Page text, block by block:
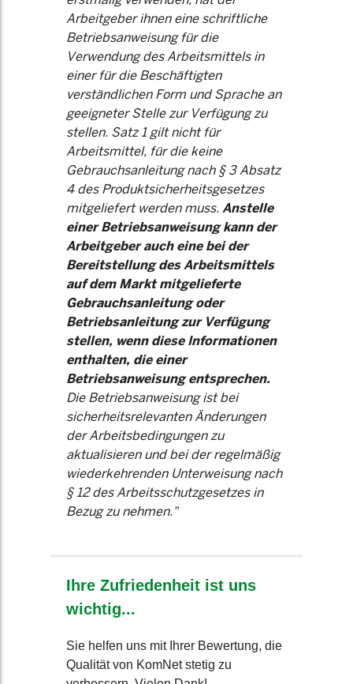
Arbeitgeber ihnen eine schriftliche
Betriebsanweisung für die
Verwendung des Arbeitsmittels in
einer für die Beschäftigten
verständlichen Form und Sprache an
geeigneter Stelle zur Verfügung zu
stellen. Satz 1 gilt nicht für
Arbeitsmittel, für die keine
Gebrauchsanleitung nach § 3 Absatz
4 des Produktsicherheitsgesetzes
mitgeliefert werden muss.Anstelle
einer Betriebsanweisung kann der
Arbeitgeber auch eine bei der
Bereitstellung des Arbeitsmittels
auf dem Markt mitgelieferte
Gebrauchsanleitung oder
Betriebsanleitung zur Verfügung
stellen, wenn diese Informationen
enthalten, die einer
Betriebsanweisung entsprechen.
Die Betriebsanweisung ist bei
sicherheitsrelevanten Änderungen
der Arbeitsbedingungen zu
aktualisieren und bei der regelmäßig
wiederkehrenden Unterweisung nach
§ 12 des Arbeitsschutzgesetzes in
Bezug zu nehmen."